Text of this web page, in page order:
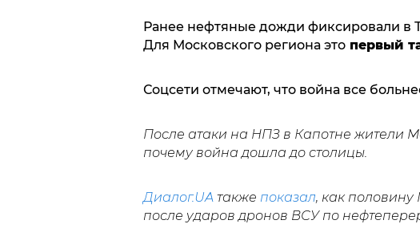
Ранее нефтяные дожди фиксировали в
Для Московского региона этопервый
Соцсети отмечают, что война все
После атаки на НПЗ в Капотне жители
почему война дошла до столицы.
Диалог.UA также показал, как
после ударов дронов ВСУ по